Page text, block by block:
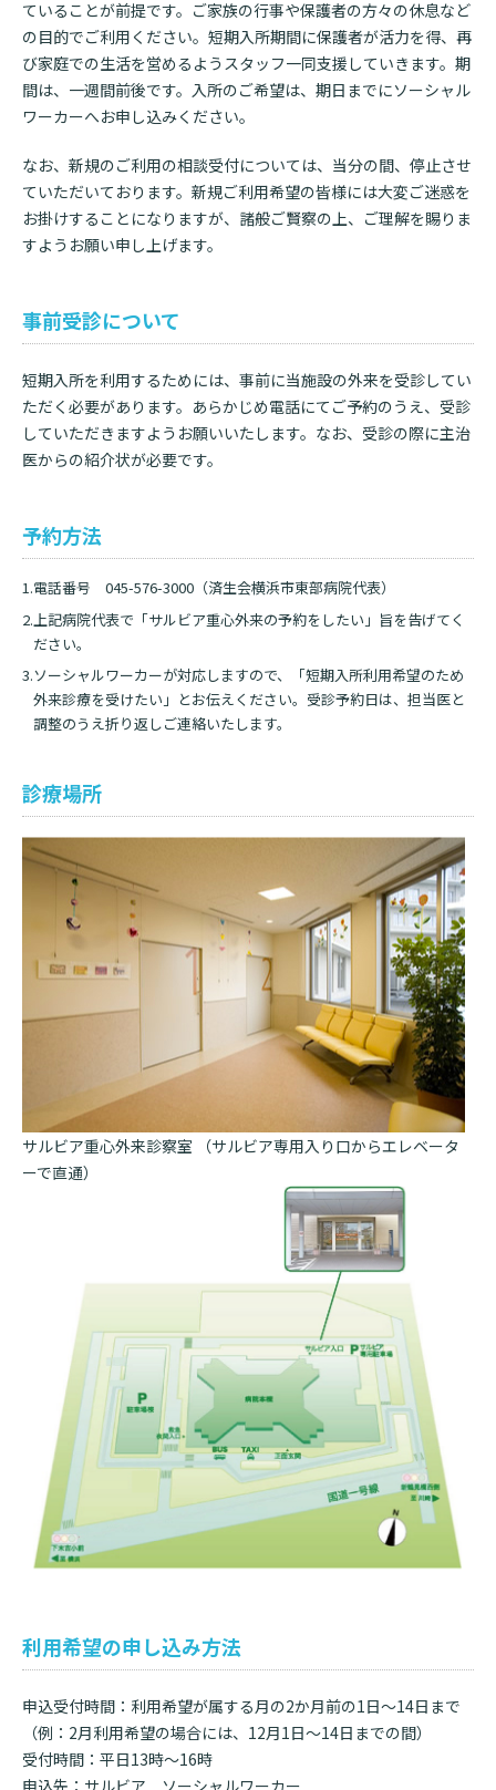
ていることが前提です。ご家族の行事や保護者の方々の休息など
の目的でご利用ください。短期入所期間に保護者が活力を得、再
び家庭での生活を営めるようスタッフ一同支援していきます。期
間は、一週間前後です。入所のご希望は、期日までにソーシャル
ワーカーへお申し込みください。
なお、新規のご利用の相談受付については、当分の間、停止させ
ていただいております。新規ご利用希望の皆様には大変ご迷惑を
お掛けすることになりますが、諸般ご賢察の上、ご理解を賜りま
すようお願い申し上げます。
事前受診について
短期入所を利用するためには、事前に当施設の外来を受診してい
ただく必要があります。あらかじめ電話にてご予約のうえ、受診
していただきますようお願いいたします。なお、受診の際に主治
医からの紹介状が必要です。
予約方法
電話番号 045-576-3000（済生会横浜市東部病院代表）
上記病院代表で「サルビア重心外来の予約をしたい」旨を告げてく
ださい。
ソーシャルワーカーが対応しますので、「短期入所利用希望のため
外来診療を受けたい」とお伝えください。受診予約日は、担当医と
調整のうえ折り返しご連絡いたします。
診療場所
サルビア重心外来診察室 （サルビア専用入り口からエレベータ
ーで直通）
利用希望の申し込み方法
申込受付時間：利用希望が属する月の2か月前の1日～14日まで
（例：2月利用希望の場合には、12月1日～14日までの間）
受付時間：平日13時～16時
申込先：サルビア ソーシャルワーカー